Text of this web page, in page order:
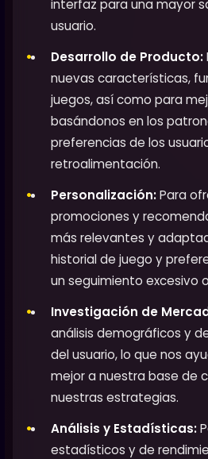
interfaz para una mayor
usuario.
Desarrollo de Producto:
nuevas características,
juegos, así como para
basándonos en los
preferencias de los
retroalimentación.
Personalización:Para
promociones y
más relevantes y
historial de juego y
un seguimiento excesivo
Investigación de
análisis demográficos y
del usuario, lo que nos
mejor a nuestra base de
nuestras estrategias.
Análisis y Estadísticas:
estadísticos y de